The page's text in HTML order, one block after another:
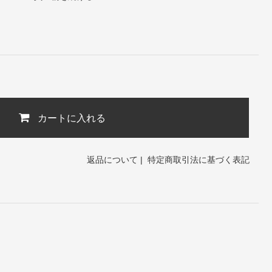
カートに入れる
返品について | 特定商取引法に基づく表記